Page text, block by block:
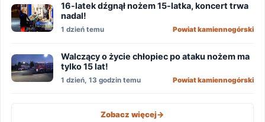
16-latek dźgnął nożem 15-latka, koncert trwa
nadal!
1 dzień temu Powiat kamiennogórski
Walczący o życie chłopiec po ataku nożem ma
tylko 15 lat!
1 dzień, 13 godzin temu Powiat kamiennogórski
Zobacz więcej->